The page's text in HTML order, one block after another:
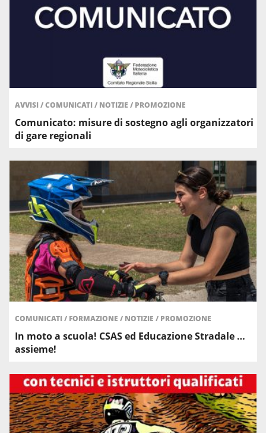
AVVISI/COMUNICATI/ NOTIZIE / PROMOZIONE
Comunicato: misure di sostegno agli organizzatori
di gare regionali
COMUNICATI/ FORMAZIONE / NOTIZIE / PROMOZIONE
In moto a scuola! CSAS ed Educazione Stradale …
assieme!